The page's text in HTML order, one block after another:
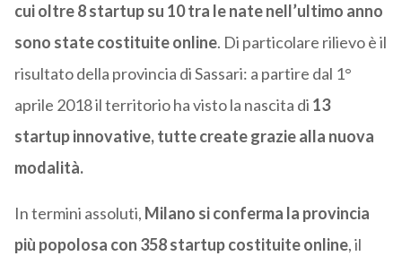
cui oltre 8 startup su 10 tra le nate nell’ultimo anno
sono state costituite online. Di particolare rilievo è il
risultato della provincia di Sassari: a partire dal 1°
aprile 2018 il territorio ha visto la nascita di 13
startup innovative, tutte create grazie alla nuova
modalità.
In termini assoluti, Milano si conferma la provincia
più popolosa con 358 startup costituite online, il